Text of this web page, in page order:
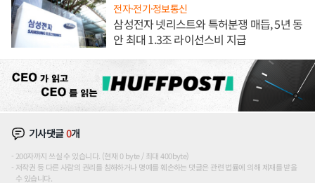
전자·전기·정보통신
삼성전자 넷리스트와 특허분쟁 매듭, 5년 동
안 최대 1.3조 라이선스비 지급
기사댓글0개
200자까지 쓰실 수 있습니다. (현재 0 byte / 최대 400byte)
저작권 등 다른 사람의 권리를 침해하거나 명예를 훼손하는 댓글은 관련 법률에 의해 제재를 받을
수 있습니다.